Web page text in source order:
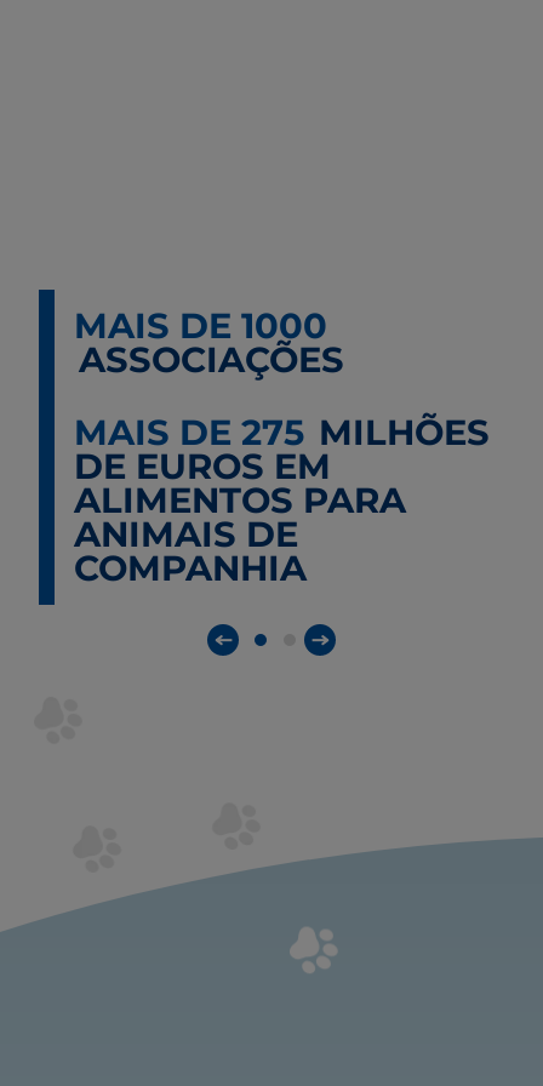
MAIS DE 1000
ASSOCIAÇÕES
MAIS DE 275 MILHÕES
DE EUROS EM
ALIMENTOS PARA
ANIMAIS DE
COMPANHIA